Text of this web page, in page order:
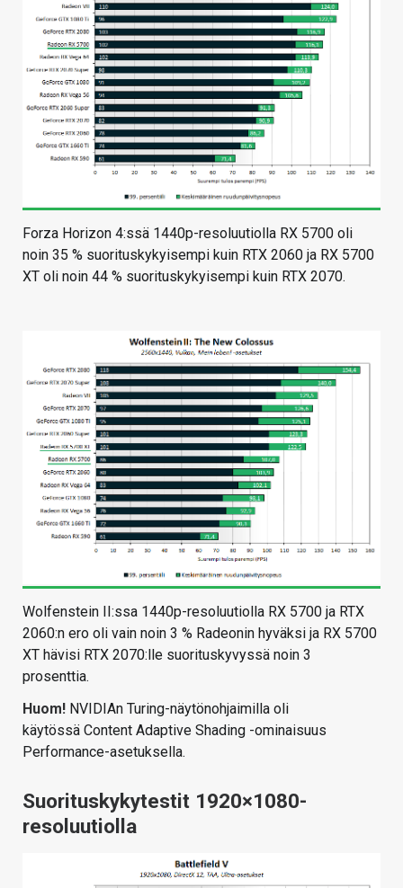
Forza Horizon 4:ssä 1440p-resoluutiolla RX 5700 oli
noin 35 % suorituskykyisempi kuin RTX 2060 ja RX 5700
XT oli noin 44 % suorituskykyisempi kuin RTX 2070.
Wolfenstein II:ssa 1440p-resoluutiolla RX 5700 ja RTX
2060:n ero oli vain noin 3 % Radeonin hyväksi ja RX 5700
XT hävisi RTX 2070:lle suorituskyvyssä noin 3
prosenttia.
Huom! NVIDIAn Turing-näytönohjaimilla oli
käytössä Content Adaptive Shading -ominaisuus
Performance-asetuksella.
Suorituskykytestit 1920×1080-
resoluutiolla